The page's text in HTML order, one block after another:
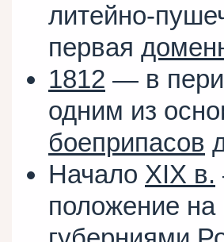
литейно-
первая
1812 — в
одним из
боеприпасов
Начало XIX в.
положение